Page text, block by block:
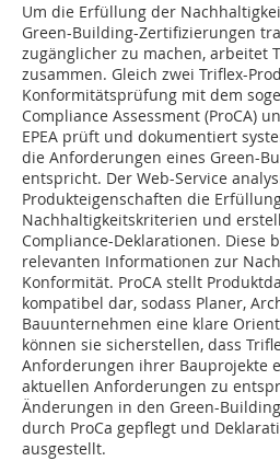
Um die Erfüllung der
Green-Building-Zertifizierungen
zugänglicher zu machen, arbeitet
zusammen. Gleich zwei Triflex-
Konformitätsprüfung mit dem
Compliance Assessment (ProCA)
EPEA prüft und dokumentiert
die Anforderungen eines Green-
entspricht. Der Web-Service
Produkteigenschaften die
Nachhaltigkeitskriterien und
Compliance-Deklarationen. Diese
relevanten Informationen zur
Konformität. ProCA stellt
kompatibel dar, sodass Planer,
Bauunternehmen eine klare
können sie sicherstellen, dass
Anforderungen ihrer Bauprojekte
aktuellen Anforderungen zu
Änderungen in den Green-
durch ProCa gepflegt und
ausgestellt.